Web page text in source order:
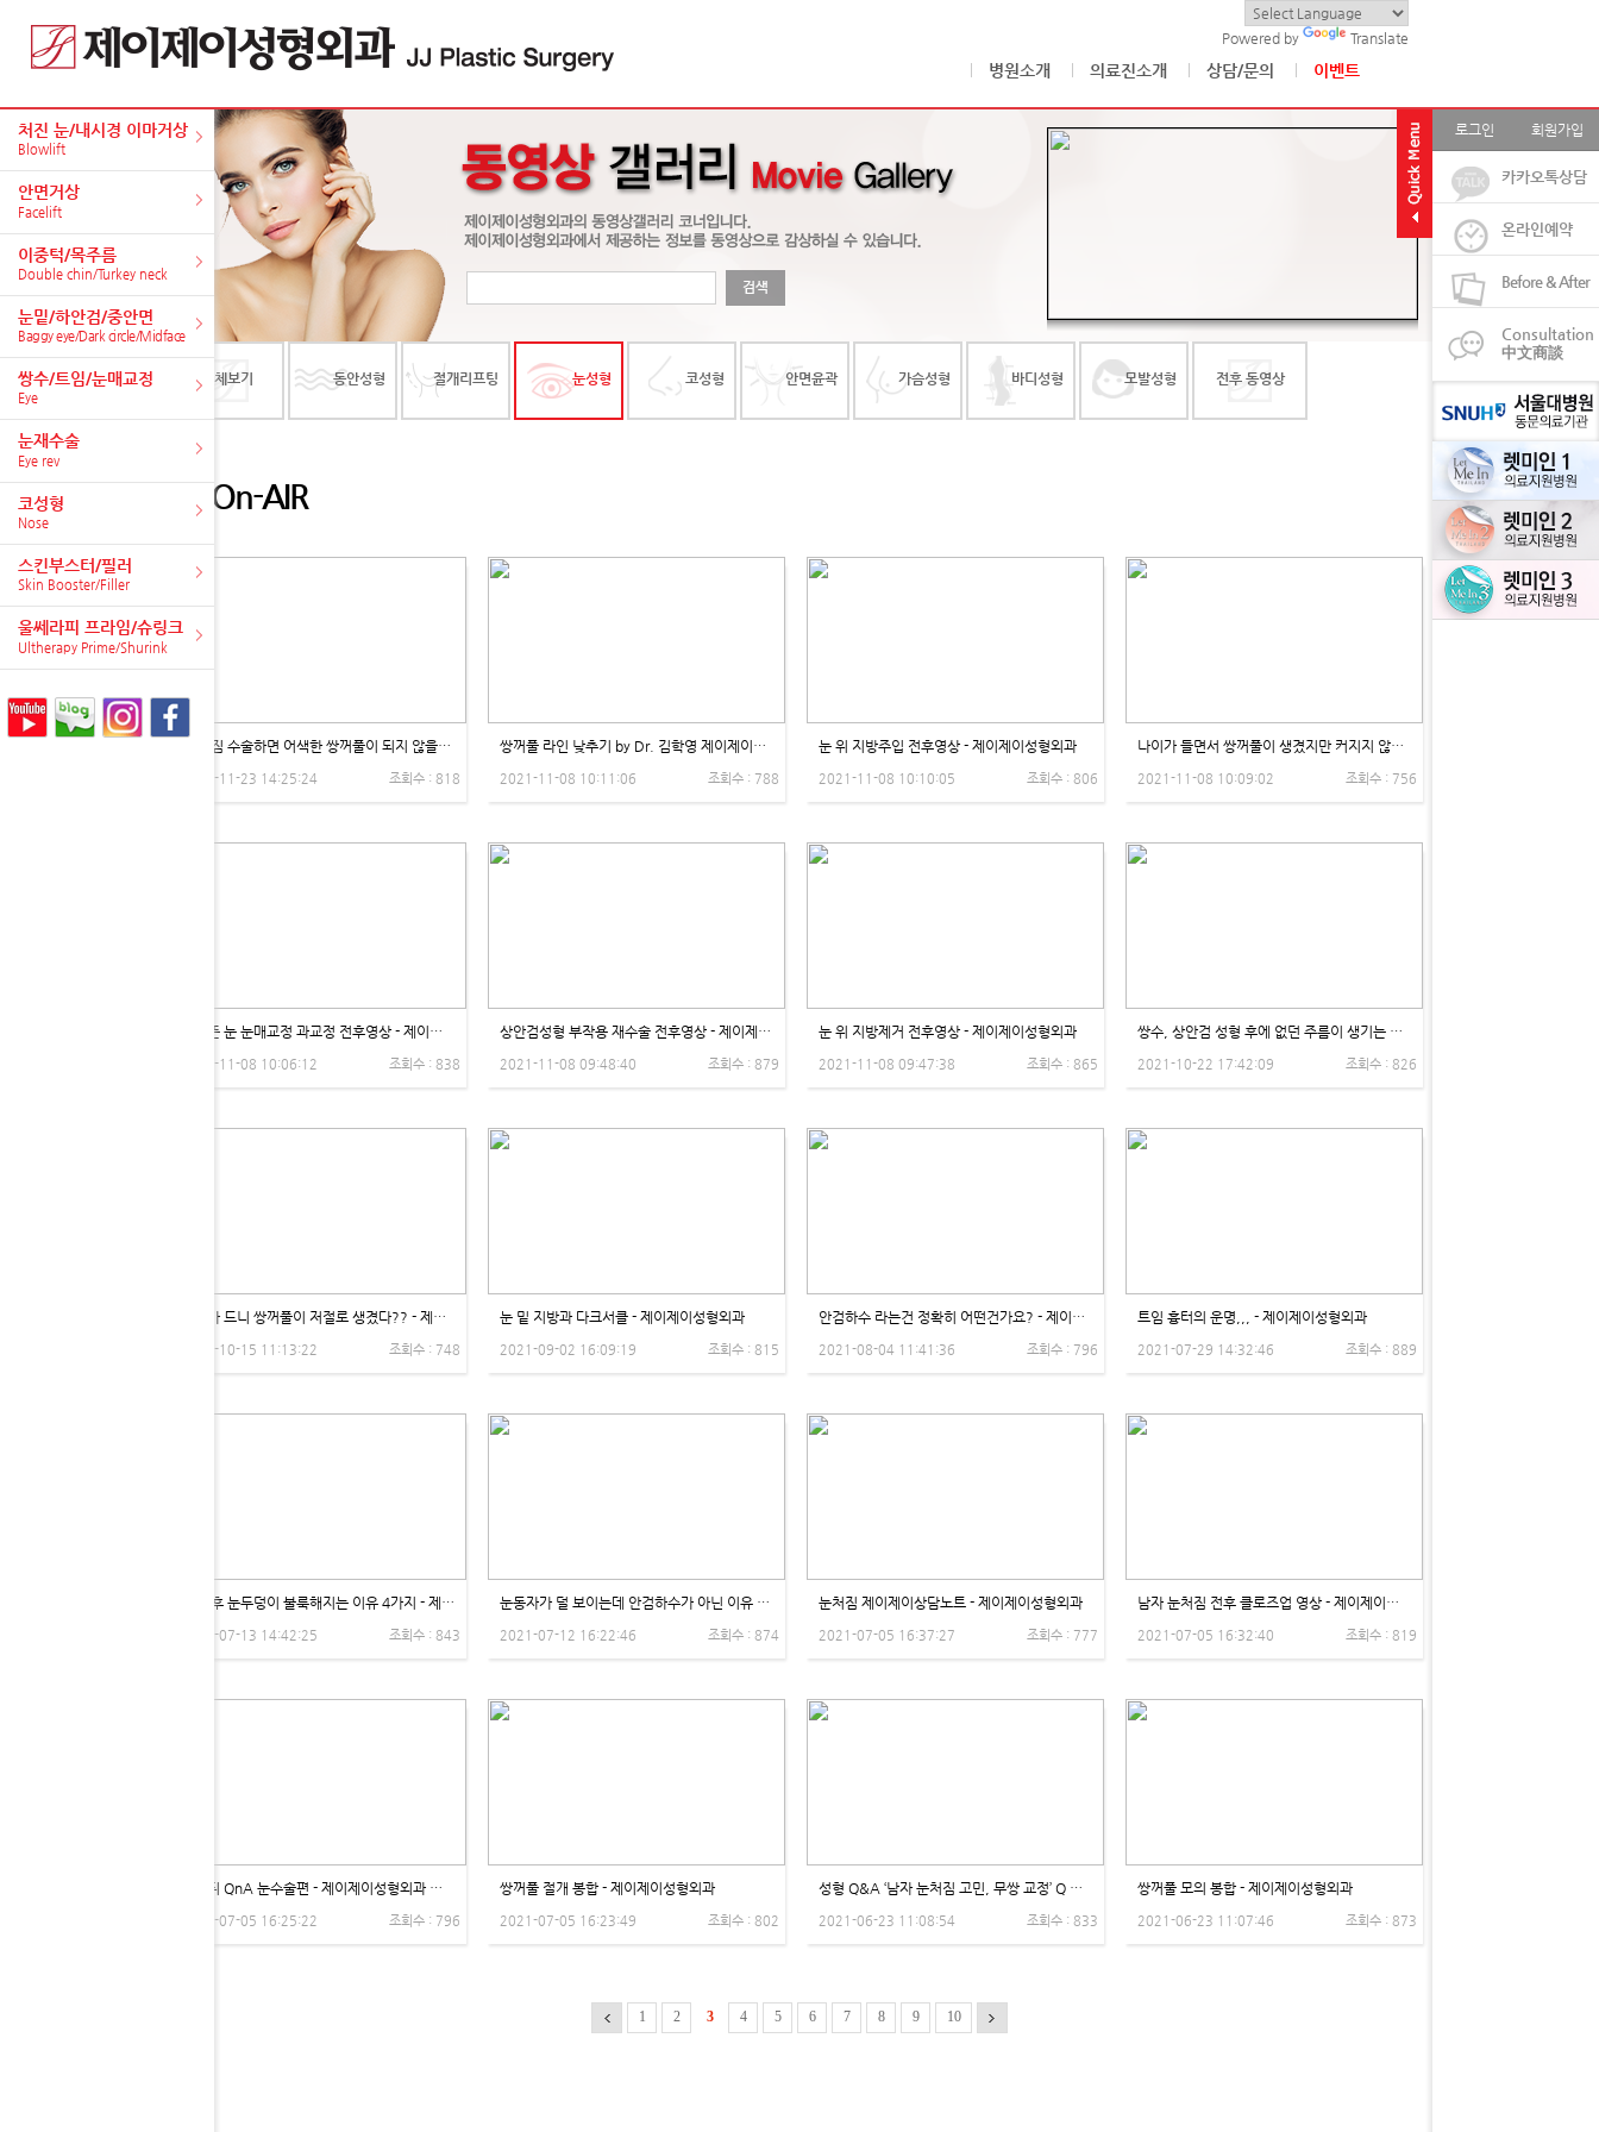
Powered by Translate
병원소개 의료진소개 상담/문의 이벤트
처진 눈/내시경 이마거상
Blowlift
안면거상
Facelift
이중턱/목주름
Double chin/Turkey neck
눈밑/하안검/중안면
Baggy eye/Dark circle/Midface
쌍수/트임/눈매교정
Eye
눈재수술
Eye rev
코성형
Nose
스킨부스터/필러
Skin Booster/Filler
울쎄라피 프라임/슈링크
Ultherapy Prime/Shurink
전체보기 동안성형 절개리프팅 눈성형 코성형 안면윤곽 가슴성형 바디성형 모발성형 전후 동영상
On-AIR
눈 처짐 수술하면 어색한 쌍꺼풀이 되지 않을까? - 제이제이성형외과
2021-11-23 14:25:24 조회수 : 818
쌍꺼풀 라인 낮추기 by Dr. 김학영 제이제이성형외과
2021-11-08 10:11:06 조회수 : 788
눈 위 지방주입 전후영상 - 제이제이성형외과
2021-11-08 10:10:05 조회수 : 806
나이가 들면서 쌍꺼풀이 생겼지만 커지지 않는 이유 - 제이제이성형외과
2021-11-08 10:09:02 조회수 : 756
부릅뜬 눈 눈매교정 과교정 전후영상 - 제이제이성형외과
2021-11-08 10:06:12 조회수 : 838
상안검성형 부작용 재수술 전후영상 - 제이제이성형외과
2021-11-08 09:48:40 조회수 : 879
눈 위 지방제거 전후영상 - 제이제이성형외과
2021-11-08 09:47:38 조회수 : 865
쌍수, 상안검 성형 후에 없던 주름이 생기는 이유 - 제이제이성형외과
2021-10-22 17:42:09 조회수 : 826
나이가 드니 쌍꺼풀이 저절로 생겼다?? - 제이제이성형외과
2021-10-15 11:13:22 조회수 : 748
눈 밑 지방과 다크서클 - 제이제이성형외과
2021-09-02 16:09:19 조회수 : 815
안검하수 라는건 정확히 어떤건가요? - 제이제이성형외과
2021-08-04 11:41:36 조회수 : 796
트임 흉터의 운명,,, - 제이제이성형외과
2021-07-29 14:32:46 조회수 : 889
성형 후 눈두덩이 불룩해지는 이유 4가지 - 제이제이성형외과
2021-07-13 14:42:25 조회수 : 843
눈동자가 덜 보이는데 안검하수가 아닌 이유 by Dr. 곽도훈 - 제이제이성형외과
2021-07-12 16:22:46 조회수 : 874
눈처짐 제이제이상담노트 - 제이제이성형외과
2021-07-05 16:37:27 조회수 : 777
남자 눈처짐 전후 클로즈업 영상 - 제이제이성형외과
2021-07-05 16:32:40 조회수 : 819
비온뒤 QnA 눈수술편 - 제이제이성형외과 김학영 원장
2021-07-05 16:25:22 조회수 : 796
쌍꺼풀 절개 봉합 - 제이제이성형외과
2021-07-05 16:23:49 조회수 : 802
성형 Q&A ‘남자 눈처짐 고민, 무쌍 교정’ Q 눈처짐이 고민인데 쌍꺼풀은 싫어요 ㅠㅠ - 제이제이성형외과
2021-06-23 11:08:54 조회수 : 833
쌍꺼풀 모의 봉합 - 제이제이성형외과
2021-06-23 11:07:46 조회수 : 873
1 2 3 4 5 6 7 8 9 10
로그인 회원가입
카카오톡상담
온라인예약
Before & After
Consultation
中文商談